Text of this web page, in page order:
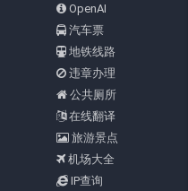
OpenAI
汽车票
地铁线路
违章办理
公共厕所
在线翻译
旅游景点
机场大全
IP查询